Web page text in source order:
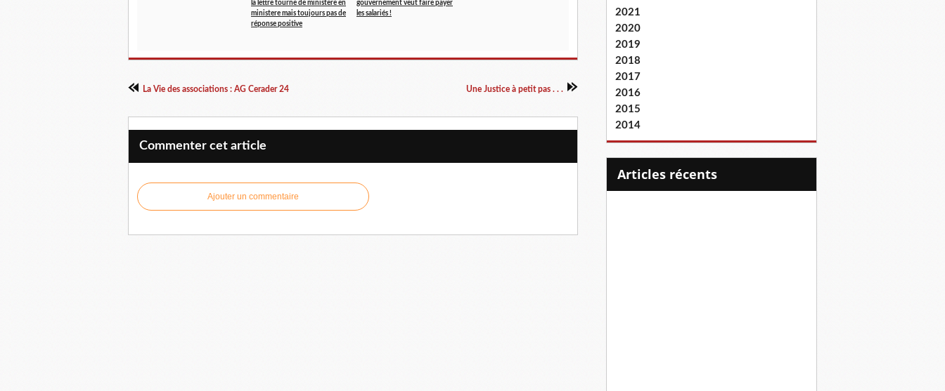
la lettre tourne de ministere en
ministere mais toujours pas de
réponse positive
gouvernement veut faire payer
les salariés !
La Vie des associations : AG Cerader 24 Une Justice à petit pas . . .
Commenter cet article
Ajouter un commentaire
2021
2020
2019
2018
2017
2016
2015
2014
articles récents